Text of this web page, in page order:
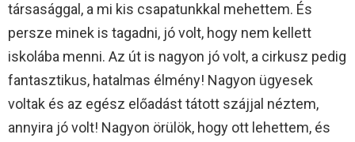
társasággal, a mi kis csapatunkkal mehettem. És
persze minek is tagadni, jó volt, hogy nem kellett
iskolába menni. Az út is nagyon jó volt, a cirkusz pedig
fantasztikus, hatalmas élmény! Nagyon ügyesek
voltak és az egész előadást tátott szájjal néztem,
annyira jó volt! Nagyon örülök, hogy ott lehettem, és